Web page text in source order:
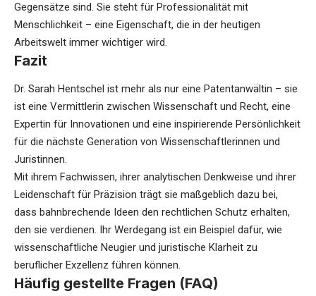
Gegensätze sind. Sie steht für Professionalität mit
Menschlichkeit – eine Eigenschaft, die in der heutigen
Arbeitswelt immer wichtiger wird.
Fazit
Dr. Sarah Hentschel ist mehr als nur eine Patentanwältin – sie
ist eine Vermittlerin zwischen Wissenschaft und Recht, eine
Expertin für Innovationen und eine inspirierende Persönlichkeit
für die nächste Generation von Wissenschaftlerinnen und
Juristinnen.
Mit ihrem Fachwissen, ihrer analytischen Denkweise und ihrer
Leidenschaft für Präzision trägt sie maßgeblich dazu bei,
dass bahnbrechende Ideen den rechtlichen Schutz erhalten,
den sie verdienen. Ihr Werdegang ist ein Beispiel dafür, wie
wissenschaftliche Neugier und juristische Klarheit zu
beruflicher Exzellenz führen können.
Häufig gestellte Fragen (FAQ)